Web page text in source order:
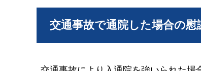
交通事故で通院した場合の慰